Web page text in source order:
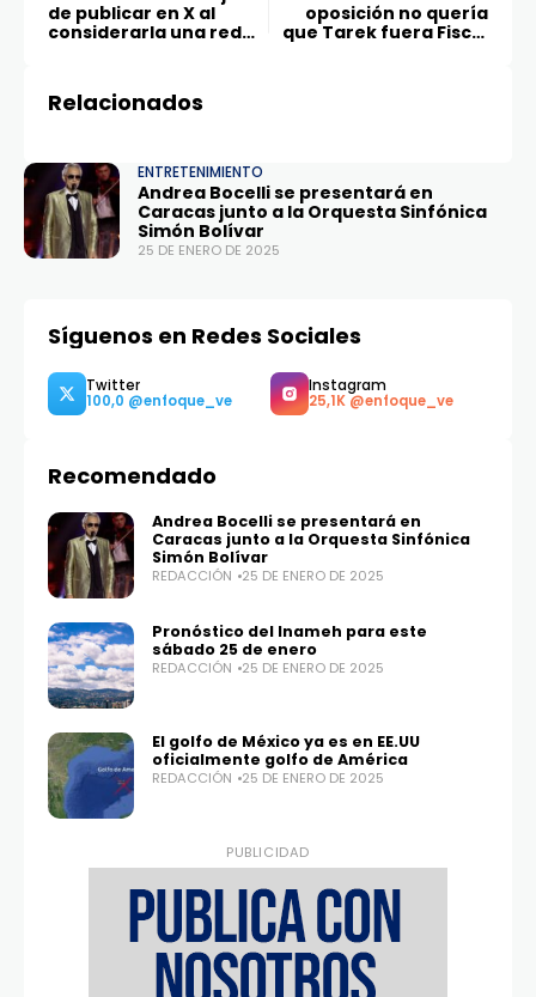
de publicar en X al
considerarla una red
oposición no quería
que Tarek fuera Fiscal
Relacionados
ENTRETENIMIENTO
Andrea Bocelli se presentará en
Caracas junto a la Orquesta Sinfónica
Simón Bolívar
25 DE ENERO DE 2025
Síguenos en Redes Sociales
Twitter
100,0
Instagram
Recomendado
Andrea Bocelli se presentará en
Caracas junto a la Orquesta Sinfónica
Simón Bolívar
REDACCIÓN 25 DE ENERO DE 2025
Pronóstico del Inameh para este
sábado 25 de enero
REDACCIÓN 25 DE ENERO DE 2025
El golfo de México ya es en EE.UU
oficialmente golfo de América
REDACCIÓN 25 DE ENERO DE 2025
PUBLICIDAD